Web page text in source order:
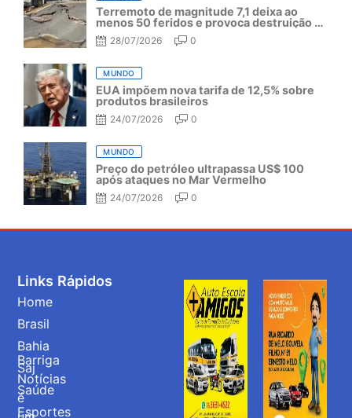
Terremoto de magnitude 7,1 deixa ao
menos 50 feridos e provoca destruição no
Japão
28/07/2026 0
MUNDO
EUA impõem nova tarifa de 12,5% sobre
produtos brasileiros
24/07/2026 0
MUNDO
Preço do petróleo ultrapassa US$ 100
após ataques no Mar Vermelho
24/07/2026 0
Barriga
Notícias
é
Links Rápidos
Home
Brasil
Bahia
Saj
Saúde
Esportes